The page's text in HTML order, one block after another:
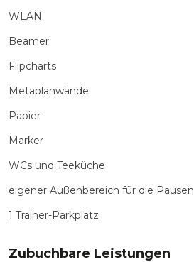
WLAN
Beamer
Flipcharts
Metaplanwände
Papier
Marker
WCs und Teeküche
eigener Außenbereich für die Pausen
1 Trainer-Parkplatz
Zubuchbare Leistungen